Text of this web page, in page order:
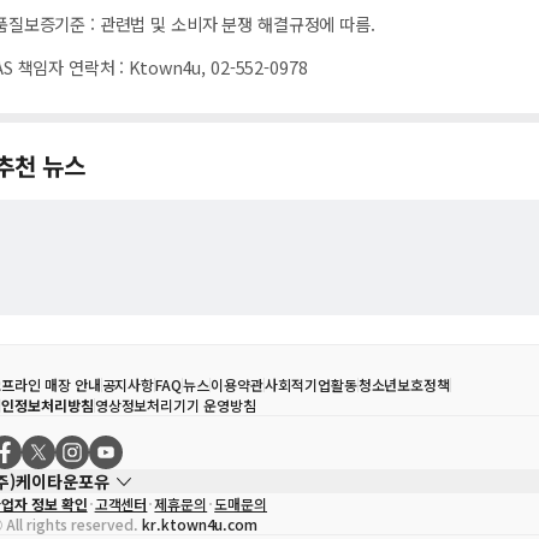
질보증기준 : 관련법 및 소비자 분쟁 해결규정에 따름.
책임자 연락처 : Ktown4u, 02-552-0978
천 뉴스
라인 매장 안내공지사항FAQ뉴스이용약관사회적기업활동청소년보호정책
정보처리방침영상정보처리기기 운영방침
)케이타운포유
자
송효민
자 정보 확인 고객센터 제휴문의 도매문의
rights reserved. kr.ktown4u.com